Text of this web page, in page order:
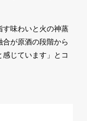
す味わいと火の神蒸
が原酒の段階から
じています」とコ